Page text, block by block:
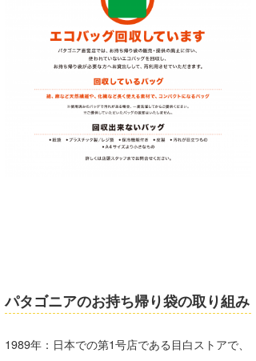
パタゴニアのお持ち帰り袋の取り組み
1989年：日本での第1号店である目白ストアで、
予報士 hiro.
banpaku